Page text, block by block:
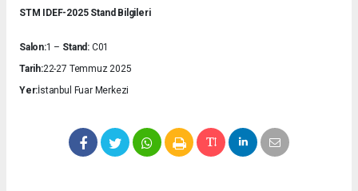
STM IDEF-2025 Stand Bilgileri
Salon:1 – Stand:C01
Tarih:22-27 Temmuz 2025
Yer:İstanbul Fuar Merkezi